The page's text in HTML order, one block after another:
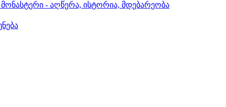
- აღწერა, ისტორია, მდებარეობა